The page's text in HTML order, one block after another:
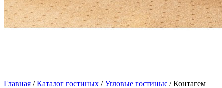
Главная /Каталог гостиных /Угловые гостиные / Контагем